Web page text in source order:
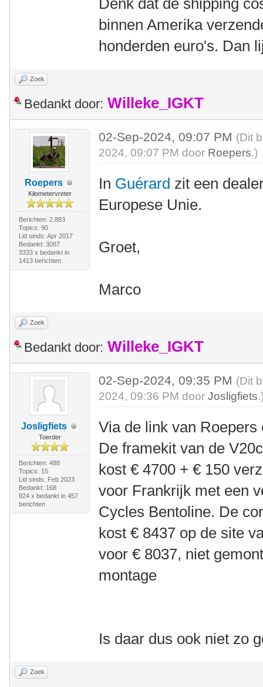
Denk dat de shipping
binnen Amerika
honderden euro's. Dan
Zoek
Bedankt door: Willeke_IGKT
Roepers
Kilometervreter
Berichten: 2.883
Topics: 90
Lid sinds: Apr 2017
Bedankt: 3087
3333 x bedankt in
1413 berichten
02-Sep-2024, 09:07 PM (Dit
2024, 09:07 PM door Roepers.)
In Guérard zit een
Europese Unie.
Groet,
Marco
Zoek
Bedankt door: Willeke_IGKT
Josligfiets
Toerder
Berichten: 488
Topics: 15
Lid sinds: Feb 2023
Bedankt: 168
924 x bedankt in 457
berichten
02-Sep-2024, 09:35 PM (Dit
2024, 09:36 PM doorJosligfiets
Via de link van
De framekit van de
kost € 4700 + € 150
voor Frankrijk met een
Cycles Bentoline. De
kost € 8437 op de site
voor € 8037, niet
montage
Is daar dus ook niet zo
Zoek